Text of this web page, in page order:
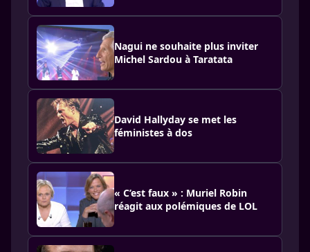
Nagui ne souhaite plus inviter
Michel Sardou à Taratata
David Hallyday se met les
féministes à dos
« C’est faux » : Muriel Robin
réagit aux polémiques de LOL